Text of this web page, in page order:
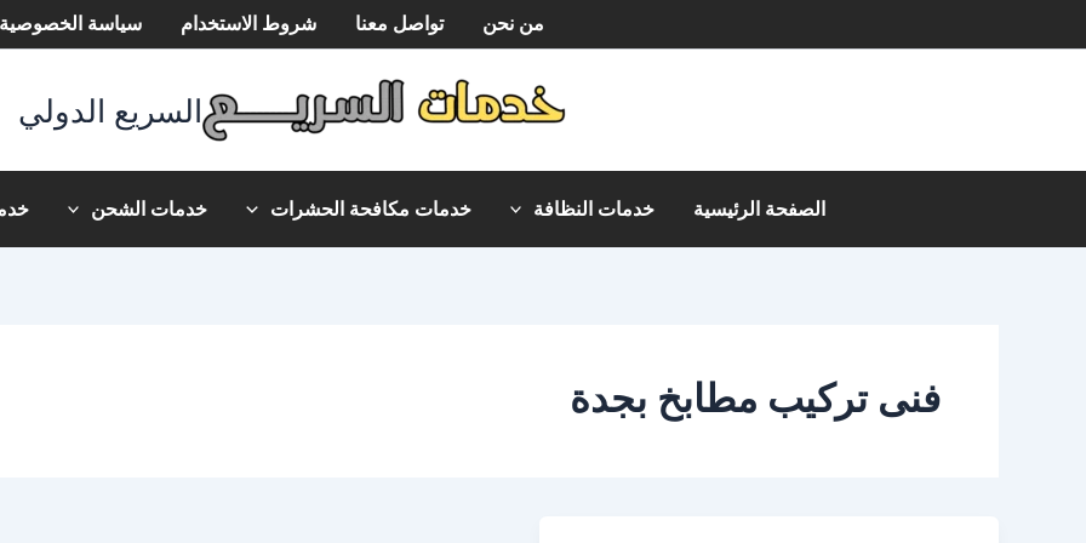
إلى
من نحن تواصل معنا شروط الاستخدام سياسة الخصوصية
السريع الدولي
الصفحة الرئيسية خدمات النظافة خدمات مكافحة الحشرات خدمات الشحن
فنى تركيب مطابخ بجدة